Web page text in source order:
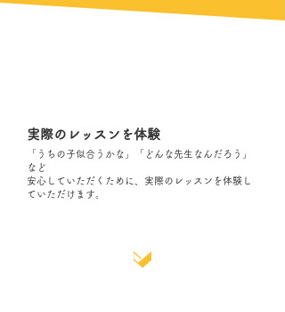
​実際のレッスンを体験
「うちの子似合うかな」「どんな先生なんだろう」
など
​安心していただくために、実際のレッスンを体験し
ていただけます。